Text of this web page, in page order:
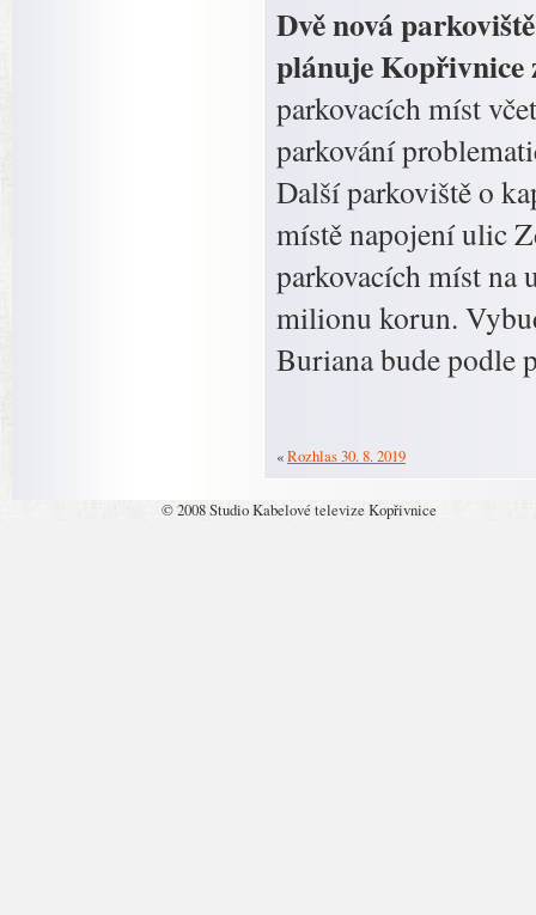
Dvě nová
plánuje
parkovacích míst
parkování
Další parkoviště o
místě napojení ulic
parkovacích míst na
milionu korun.
Buriana bude podle
«Rozhlas 30. 8. 2019
© 2008 Studio Kabelové televize Kopřivnice